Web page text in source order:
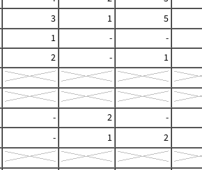
3 1 5
1 - -
2 - 1
- 2 -
- 1 2